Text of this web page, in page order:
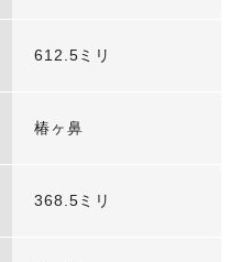
612.5ミリ
椿ヶ鼻
368.5ミリ